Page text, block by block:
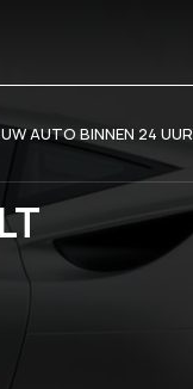
AUTO BINNEN 24 UUR